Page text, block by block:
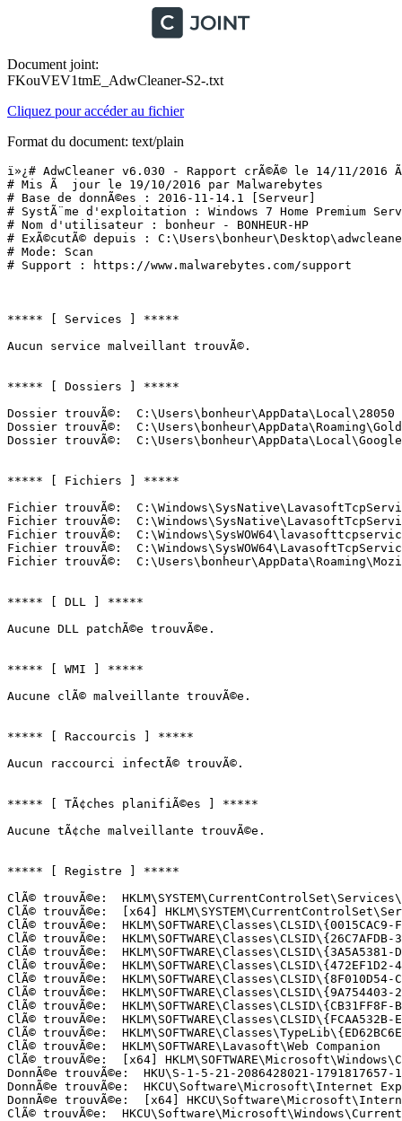
Document joint:
FKouVEV1tmE_AdwCleaner-S2-.txt
Cliquez pour accéder au fichier
Format du document: text/plain
ï»¿# AdwCleaner v6.030 - Rapport crÃ©Ã© le 14/11/2016
# Mis Ã  jour le 19/10/2016 par Malwarebytes
# Base de donnÃ©es : 2016-11-14.1 [Serveur]
# SystÃ¨me d'exploitation : Windows 7 Home Premium
# Nom d'utilisateur : bonheur - BONHEUR-HP
# ExÃ©cutÃ© depuis :
# Mode: Scan
# Support : https://www.malwarebytes.com/support
***** [ Services ] *****
Aucun service malveillant trouvÃ©.
***** [ Dossiers ] *****
Dossier trouvÃ©:  C:\Users\bonheur\AppData\Local\28050
Dossier trouvÃ©:
Dossier trouvÃ©:
***** [ Fichiers ] *****
Fichier trouvÃ©:
Fichier trouvÃ©:
Fichier trouvÃ©:
Fichier trouvÃ©:
Fichier trouvÃ©:
***** [ DLL ] *****
Aucune DLL patchÃ©e trouvÃ©e.
***** [ WMI ] *****
Aucune clÃ© malveillante trouvÃ©e.
***** [ Raccourcis ] *****
Aucun raccourci infectÃ© trouvÃ©.
***** [ TÃ¢ches planifiÃ©es ] *****
Aucune tÃ¢che malveillante trouvÃ©e.
***** [ Registre ] *****
ClÃ© trouvÃ©e:
ClÃ© trouvÃ©e:  [x64]
ClÃ© trouvÃ©e:  HKLM\SOFTWARE\Classes\CLSID\{0015CAC9-
ClÃ© trouvÃ©e:  HKLM\SOFTWARE\Classes\CLSID\{26C7AFDB-
ClÃ© trouvÃ©e:  HKLM\SOFTWARE\Classes\CLSID\{3A5A5381-
ClÃ© trouvÃ©e:  HKLM\SOFTWARE\Classes\CLSID\{472EF1D2-
ClÃ© trouvÃ©e:  HKLM\SOFTWARE\Classes\CLSID\{8F010D54-
ClÃ© trouvÃ©e:  HKLM\SOFTWARE\Classes\CLSID\{9A754403-
ClÃ© trouvÃ©e:  HKLM\SOFTWARE\Classes\CLSID\{CB31FF8F-
ClÃ© trouvÃ©e:  HKLM\SOFTWARE\Classes\CLSID\{FCAA532B-
ClÃ© trouvÃ©e:
ClÃ© trouvÃ©e:  HKLM\SOFTWARE\Lavasoft\Web Companion
ClÃ© trouvÃ©e:  [x64]
DonnÃ©e trouvÃ©e:  HKU\S-1-5-21-2086428021-
DonnÃ©e trouvÃ©e:  HKCU\Software\Microsoft\Internet
DonnÃ©e trouvÃ©e:  [x64] HKCU\Software\Microsoft\Internet
ClÃ© trouvÃ©e: